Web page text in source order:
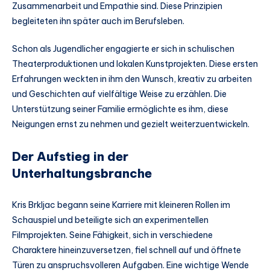
Zusammenarbeit und Empathie sind. Diese Prinzipien
begleiteten ihn später auch im Berufsleben.
Schon als Jugendlicher engagierte er sich in schulischen
Theaterproduktionen und lokalen Kunstprojekten. Diese ersten
Erfahrungen weckten in ihm den Wunsch, kreativ zu arbeiten
und Geschichten auf vielfältige Weise zu erzählen. Die
Unterstützung seiner Familie ermöglichte es ihm, diese
Neigungen ernst zu nehmen und gezielt weiterzuentwickeln.
Der Aufstieg in der
Unterhaltungsbranche
Kris Brkljac begann seine Karriere mit kleineren Rollen im
Schauspiel und beteiligte sich an experimentellen
Filmprojekten. Seine Fähigkeit, sich in verschiedene
Charaktere hineinzuversetzen, fiel schnell auf und öffnete
Türen zu anspruchsvolleren Aufgaben. Eine wichtige Wende